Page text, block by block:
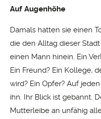
Auf Augenhöhe
Damals hatten sie einen
die den Alltag dieser
einen Mann hinein. Ein
Ein Freund? Ein Kollege,
wird? Ein Opfer? Auf
ihn. Ihr Blick ist gebannt.
Mutterleibe an unfähig